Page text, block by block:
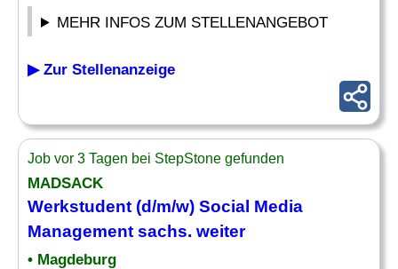
MEHR INFOS ZUM STELLENANGEBOT
▶ Zur Stellenanzeige
Job vor 3 Tagen bei StepStone gefunden
MADSACK
Werkstudent (d/m/w) Social Media
Management sachs. weiter
• Magdeburg